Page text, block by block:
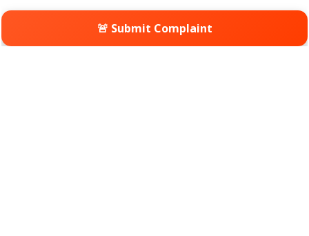
🚨 Submit Complaint